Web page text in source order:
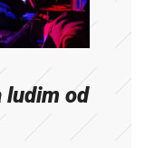
ludim od